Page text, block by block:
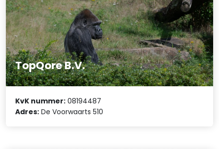
TopQore B.V.
KvK nummer: 08194487
Adres: De Voorwaarts 510